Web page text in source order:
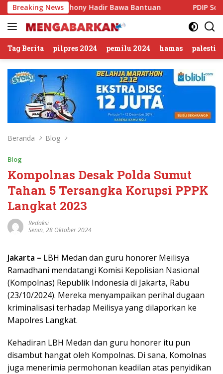
Langsung
ke
konten
Breaking News
Anthony Hadir Bawa Bantuan PDIP Somasi KWP
Tag Berita pilpres 2024 pemilu 2024 hamas
Beranda Blog
Blog
Kompolnas Desak Polda Sumut
Tahan 5 Tersangka Korupsi PPPK
Langkat 2023
Redaksi
Senin, 28 Oktober 2024
Jakarta – LBH Medan dan guru honorer Meilisya
Ramadhani mendatangi Komisi Kepolisian Nasional
(Kompolnas) Republik Indonesia di Jakarta, Rabu
(23/10/2024). Mereka menyampaikan perihal dugaan
kriminalisasi terhadap Meilisya yang dilaporkan ke
Mapolres Langkat.
Kehadiran LBH Medan dan guru honorer itu pun
disambut hangat oleh Kompolnas. Di sana, Komolnas
juga menerimia permohonan keadilan atas penyidikan